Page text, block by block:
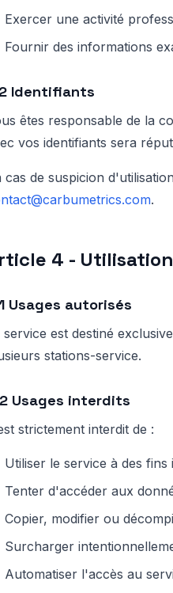
Exercer une activité
Fournir des informations
Identifiants
êtes responsable de la
vos identifiants sera
cas de suspicion
.
4 -
Usages autorisés
service est destiné
stations-service.
Usages interdits
strictement interdit de :
Utiliser le service à des
Tenter d'accéder aux
Copier, modifier ou
Surcharger
Automatiser l'accès au